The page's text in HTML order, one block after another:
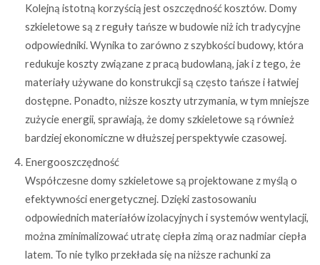
Kolejną istotną korzyścią jest oszczędność kosztów. Domy
szkieletowe są z reguły tańsze w budowie niż ich tradycyjne
odpowiedniki. Wynika to zarówno z szybkości budowy, która
redukuje koszty związane z pracą budowlaną, jak i z tego, że
materiały używane do konstrukcji są często tańsze i łatwiej
dostępne. Ponadto, niższe koszty utrzymania, w tym mniejsze
zużycie energii, sprawiają, że domy szkieletowe są również
bardziej ekonomiczne w dłuższej perspektywie czasowej.
Energooszczędność
Współczesne domy szkieletowe są projektowane z myślą o
efektywności energetycznej. Dzięki zastosowaniu
odpowiednich materiałów izolacyjnych i systemów wentylacji,
można zminimalizować utratę ciepła zimą oraz nadmiar ciepła
latem. To nie tylko przekłada się na niższe rachunki za